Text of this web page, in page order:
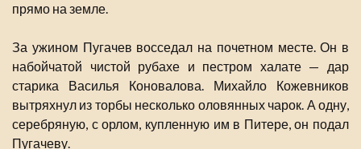
прямо на земле.
За ужином Пугачев восседал на почетном месте. Он в
набойчатой чистой рубахе и пестром халате — дар
старика Василья Коновалова. Михайло Кожевников
вытряхнул из торбы несколько оловянных чарок. А одну,
серебряную, с орлом, купленную им в Питере, он подал
Пугачеву.